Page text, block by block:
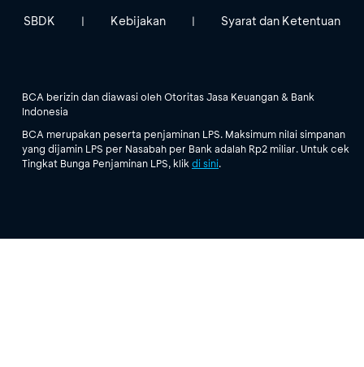
SBDK | Kebijakan | Syarat dan Ketentuan
BCA berizin dan diawasi oleh Otoritas Jasa Keuangan & Bank
Indonesia
BCA merupakan peserta penjaminan LPS. Maksimum nilai simpanan
yang dijamin LPS per Nasabah per Bank adalah Rp2 miliar. Untuk cek
Tingkat Bunga Penjaminan LPS, klik di sini.